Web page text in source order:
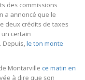
des commissions
a annoncé que le
deux crédits de taxes
certain
Depuis,le ton monte
Montarville ce matin en
à dire que son